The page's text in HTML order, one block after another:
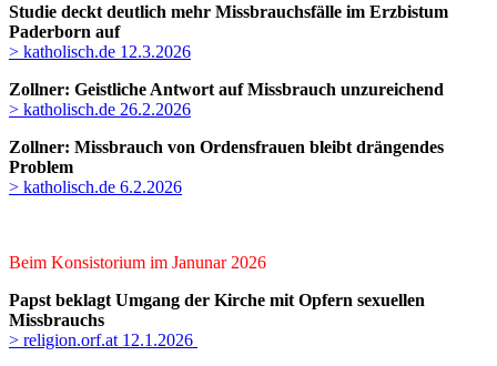
Studie deckt deutlich mehr Missbrauchsfälle im Erzbistum
Paderborn auf
> katholisch.de 12.3.2026
Zollner: Geistliche Antwort auf Missbrauch unzureichend
> katholisch.de 26.2.2026
Zollner: Missbrauch von Ordensfrauen bleibt drängendes
Problem
> katholisch.de 6.2.2026
Beim Konsistorium im Janunar 2026
Papst beklagt Umgang der Kirche mit Opfern sexuellen
Missbrauchs
> religion.orf.at 12.1.2026